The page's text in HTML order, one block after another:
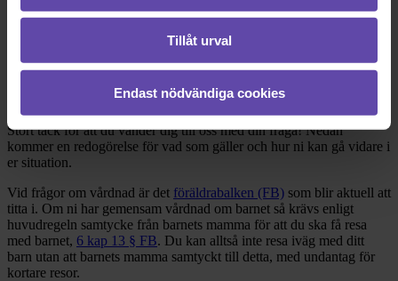
Tillåt urval
Endast nödvändiga cookies
Dela fråga
Rådgivarens svar
Stort tack för att du vänder dig till oss med din fråga! Nedan
kommer en redogörelse för vad som gäller och hur ni kan gå vidare i
er situation.
Vid frågor om vårdnad är det föräldrabalken (FB) som blir aktuell att
titta i. Om ni har gemensam vårdnad om barnet så krävs enligt
huvudregeln samtycke från barnets mamma för att du ska få resa
med barnet, 6 kap 13 § FB. Du kan alltså inte resa iväg med ditt
barn utan att barnets mamma samtyckt till detta, med undantag för
kortare resor.